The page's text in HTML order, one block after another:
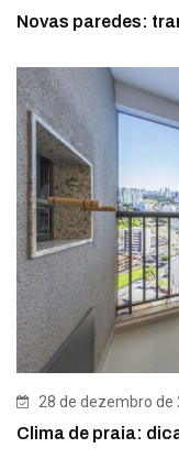
Novas paredes:
28 de dezembro de
Clima de praia: